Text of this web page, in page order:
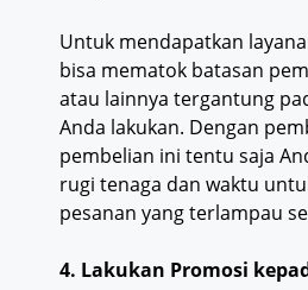
Untuk mendapatkan
bisa mematok batasan
atau lainnya tergantung
Anda lakukan. Dengan
pembelian ini tentu saja
rugi tenaga dan waktu
pesanan yang terlampau
4. Lakukan Promosi